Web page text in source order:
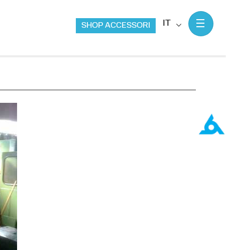
IT
SHOP ACCESSORI